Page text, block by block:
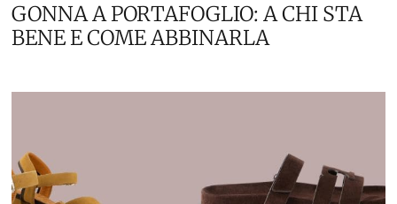
GONNA A PORTAFOGLIO: A CHI STA
BENE E COME ABBINARLA